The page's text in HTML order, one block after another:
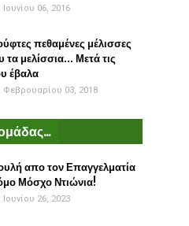
06, 2016
πεθαμένες μέλισσες
τα μελίσσια... Μετά τις
έβαλα
Φεβρουαρίου 03, 2018
απο τον Επαγγελματία
Μόσχο Ντιώνια!
26, 2023